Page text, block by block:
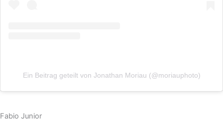
Ein Beitrag geteilt von Jonathan Moriau (@moriauphoto)
Fabio Junior